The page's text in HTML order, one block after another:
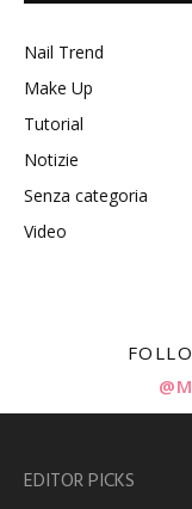
Nail Trend
Make Up
Tutorial
Notizie
Senza categoria
Video
EDITOR PICKS